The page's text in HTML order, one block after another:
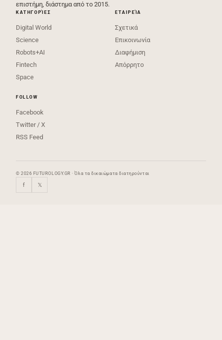
επιστήμη, διάστημα από το 2015.
ΚΑΤΗΓΟΡΊΕΣ
Digital World
Science
Robots+AI
Fintech
Space
ΕΤΑΙΡΕΊΑ
Σχετικά
Επικοινωνία
Διαφήμιση
Απόρρητο
FOLLOW
Facebook
Twitter / X
RSS Feed
© 2026 FUTUROLOGY.GR · Όλα τα δικαιώματα διατηρούνται
f 𝕏